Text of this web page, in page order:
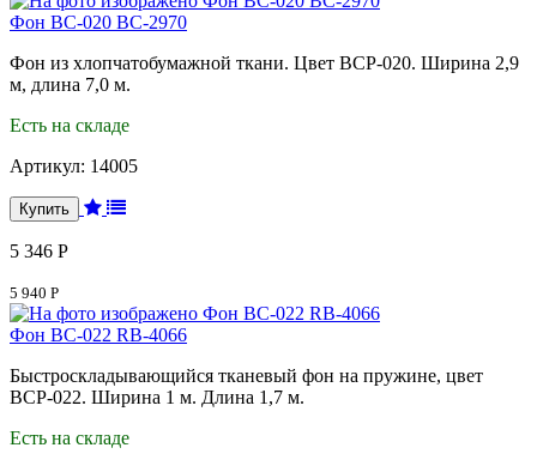
Фон BC-020 BC-2970
Фон из хлопчатобумажной ткани. Цвет BCP-020. Ширина 2,9
м, длина 7,0 м.
Есть на складе
Артикул: 14005
5 346 Р
5 940 Р
Фон BC-022 RB-4066
Быстроскладывающийся тканевый фон на пружине, цвет
BCP-022. Ширина 1 м. Длина 1,7 м.
Есть на складе